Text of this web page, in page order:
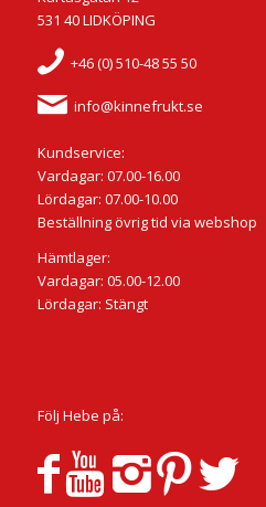
531 40 LIDKÖPING
+46 (0) 510-48 55 50
info@kinnefrukt.se
Kundservice:
Vardagar: 07.00-16.00
Lördagar: 07.00-10.00
Beställning övrig tid via webshop
Hämtlager:
Vardagar: 05.00-12.00
Lördagar: Stängt
Följ Hebe på: